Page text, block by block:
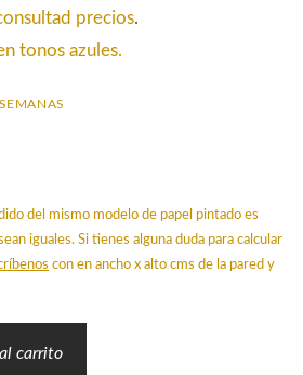
precios.
tonos azules.
del mismo modelo de papel pintado es
iguales. Si tienes alguna duda para calcular
con en ancho x alto cms de la pared y
carrito